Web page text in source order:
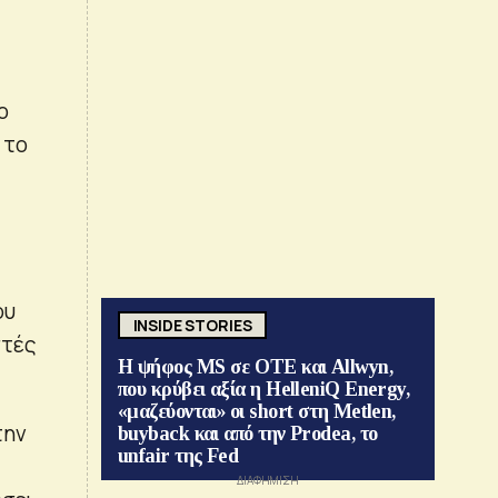
INSIDE STORIES
Η ψήφος MS σε ΟΤΕ και Allwyn,
που κρύβει αξία η HelleniQ Energy,
«μαζεύονται» οι short στη Metlen,
buyback και από την Prodea, το
unfair της Fed